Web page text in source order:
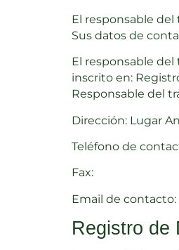
El responsable
Sus datos de
El responsable del
inscrito en:
Responsable del
Dirección: Lugar
Teléfono de
Fax:
Email de
Registro de